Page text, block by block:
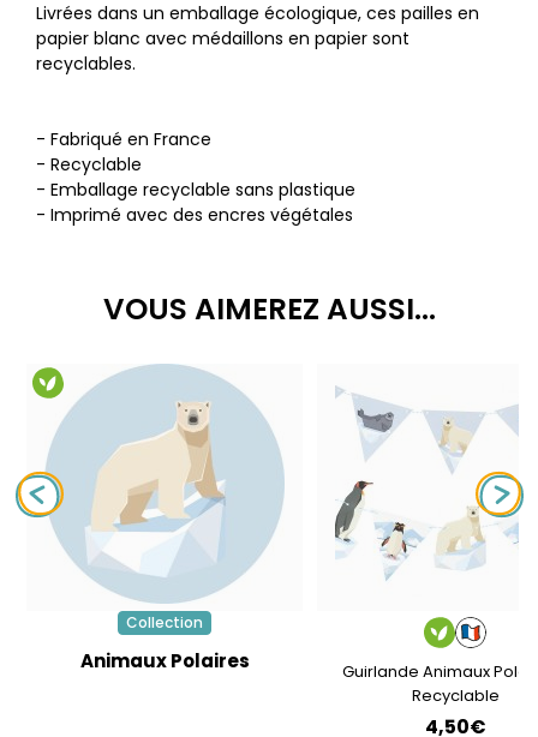
Livrées dans un emballage écologique, ces pailles en
papier blanc avec médaillons en papier sont
recyclables.
- Fabriqué en France
- Recyclable
- Emballage recyclable sans plastique
- Imprimé avec des encres végétales
VOUS AIMEREZ AUSSI...
Collection
Animaux Polaires
Guirlande Animaux
Recyclable
4,50€